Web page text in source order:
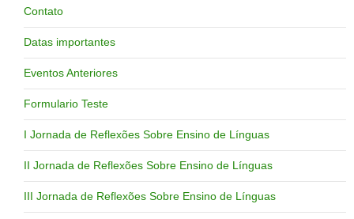
Contato
Datas importantes
Eventos Anteriores
Formulario Teste
I Jornada de Reflexões Sobre Ensino de Línguas
II Jornada de Reflexões Sobre Ensino de Línguas
III Jornada de Reflexões Sobre Ensino de Línguas